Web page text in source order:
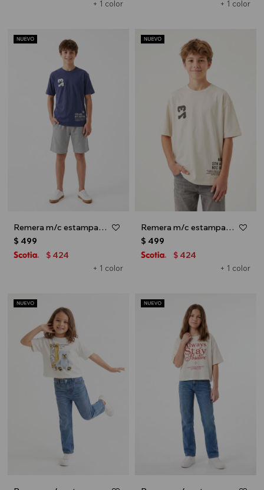
+ 1 color + 1 color
Remera m/c estampa NY - Azul marino
+ 1 color
$ 499
$ 424
Remera m/c estampa NY - Crudo
+ 1 color
$ 499
$ 424